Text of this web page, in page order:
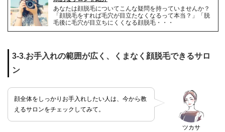
あなたは顔脱毛についてこんな疑問を持っていませんか？
「顔脱毛をすれば毛穴が目立たなくなるって本当？」「脱
毛後に毛穴が目立ちにくくなる顔脱毛・・・
3-3.お手入れの範囲が広く、くまなく顔脱毛できるサロ
ン
ツカサ
顔全体をしっかりお手入れしたい人は、今から教
えるサロンをチェックしてみて。